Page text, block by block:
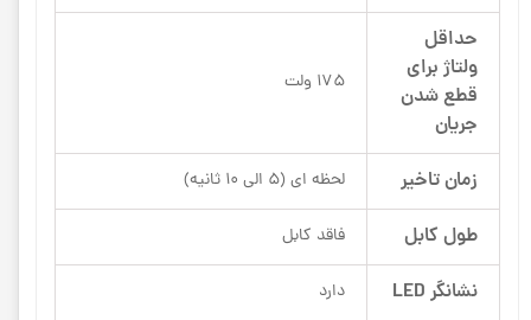
حداقل
ولتاژ برای
قطع شدن
جریان
175 ولت
زمان تاخیر لحظه ای (5 الی 10 ثانیه)
طول کابل فاقد کابل
نشانگر LED دارد